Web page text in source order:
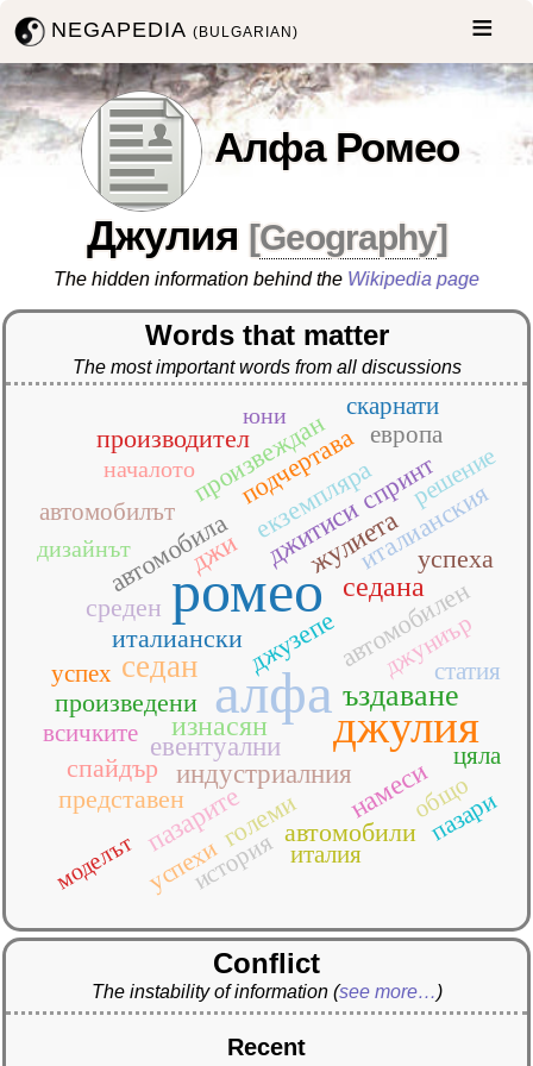
NEGAPEDIA(BULGARIAN)
Алфа Ромео
Джулия [Geography]
The hidden information behind the Wikipedia page
Words that matter
The most important words from all discussions
ромео
алфа
джулия
седан
ъздаване
изнасян
седана
джи джитиси
евентуални
жулиета
индустриалниянамеси
пазарите
автомобила
автомобилен
автомобили
големи
джузепе
екземпляра
италиански
италианския
подчертава
представен
произведени
произвеждан
производител
спайдър
спринт
среден
успеха
автомобилът
всичките
джуниър
европа
история италия
общо
пазари
решение
скарнати
статия
успех
успехи
цяла
дизайнът
моделът
началото
юни
Conflict
The instability of information (see more…)
Recent